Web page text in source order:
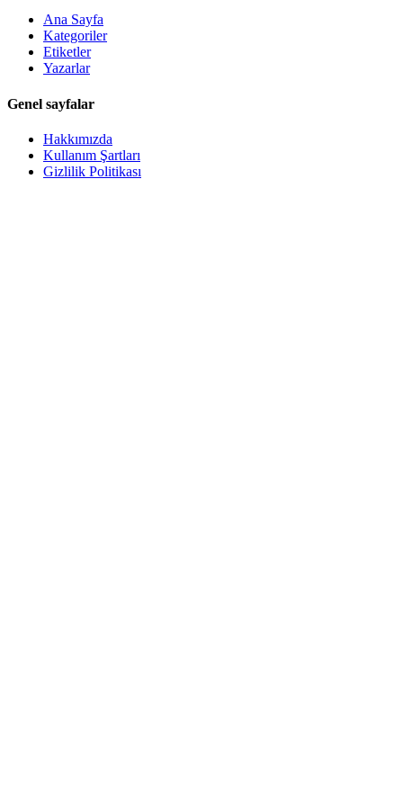
Ana Sayfa
Kategoriler
Etiketler
Yazarlar
Genel sayfalar
Hakkımızda
Kullanım Şartları
Gizlilik Politikası